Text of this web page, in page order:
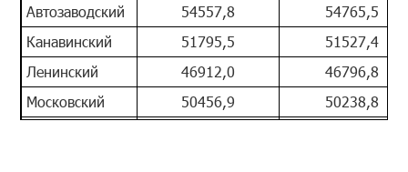
Автозаводский 54557,8
54765,5
Канавинский
51795,5
51527,4
Ленинский
46912,0
46796,8
Московский
50456,9
50238,8